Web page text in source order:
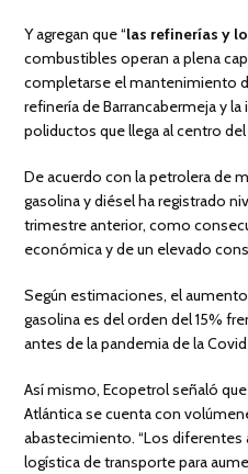
Y agregan que “las refinerías y
combustibles operan a plena
completarse el mantenimiento
refinería de Barrancabermeja y
poliductos que llega al centro del
De acuerdo con la petrolera de
gasolina y diésel ha registrado
trimestre anterior, como
económica y de un elevado
Según estimaciones, el
gasolina es del orden del 15%
antes de la pandemia de la
Así mismo, Ecopetrol señaló
Atlántica se cuenta con
abastecimiento. “Los diferentes
logística de transporte para